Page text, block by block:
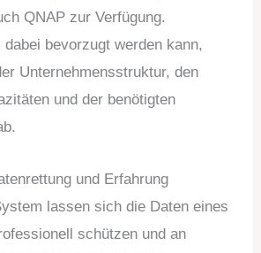
QNAP zur Verfügung.
bevorzugt werden kann,
Unternehmensstruktur, den
und der benötigten
und Erfahrung
lassen sich die Daten eines
schützen und an